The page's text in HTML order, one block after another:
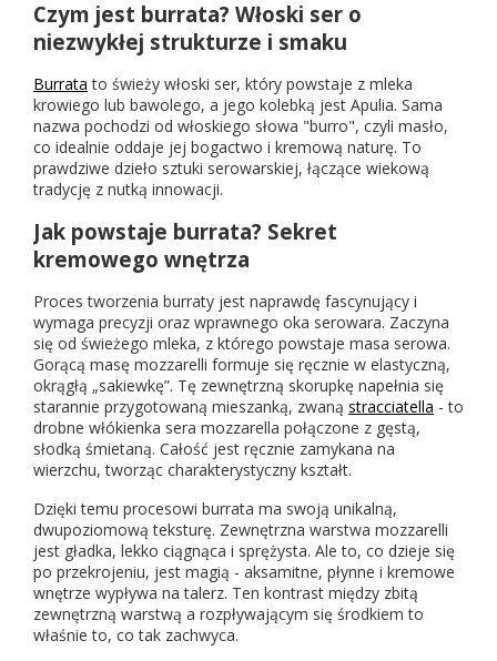
4.1Sztućce i sposób podania
4.2Temperatura serwowania burraty
4.3 Proste kroki do degustacji
5
Z czym łączyć burratę? Idealne połączenia
smaków i składników
5.1 Podstawowe i klasyczne połączenia
5.2Najpopularniejsze dodatki i wariacje
5.3Burrata w daniach
5.4Nietypowe, ale wartościowe połączenia
6
Wartość odżywcza i zdrowotna burraty
7
Dlaczego warto sięgnąć po burratę?
8
FAQ - najczęściej zadawane pytania o burratę
8.1Jaka jest różnica między burratą a mozzarellą?
8.2Czy burrata jest zdrowa?
8.3Gdzie kupić oryginalną burratę z Apulii?
8.4Jak przechowywać burratę?
8.5 Czy burratę można podgrzewać?
Czym jest burrata? Włoski ser o
niezwykłej strukturze i smaku
Burrata to świeży włoski ser, który powstaje z mleka
krowiego lub bawolego, a jego kolebką jest Apulia. Sama
nazwa pochodzi od włoskiego słowa "burro", czyli masło,
co idealnie oddaje jej bogactwo i kremową naturę. To
prawdziwe dzieło sztuki serowarskiej, łączące wiekową
tradycję z nutką innowacji.
Jak powstaje burrata? Sekret
kremowego wnętrza
Proces tworzenia burraty jest naprawdę fascynujący i
wymaga precyzji oraz wprawnego oka serowara. Zaczyna
się od świeżego mleka, z którego powstaje masa serowa.
Gorącą masę mozzarelli formuje się ręcznie w elastyczną,
okrągłą „sakiewkę”. Tę zewnętrzną skorupkę napełnia się
starannie przygotowaną mieszanką, zwaną stracciatella - to
drobne włókienka sera mozzarella połączone z gęstą,
słodką śmietaną. Całość jest ręcznie zamykana na
wierzchu, tworząc charakterystyczny kształt.
Dzięki temu procesowi burrata ma swoją unikalną,
dwupoziomową teksturę. Zewnętrzna warstwa mozzarelli
jest gładka, lekko ciągnąca i sprężysta. Ale to, co dzieje się
po przekrojeniu, jest magią - aksamitne, płynne i kremowe
wnętrze wypływa na talerz. Ten kontrast między zbitą
zewnętrzną warstwą a rozpływającym się środkiem to
właśnie to, co tak zachwyca.